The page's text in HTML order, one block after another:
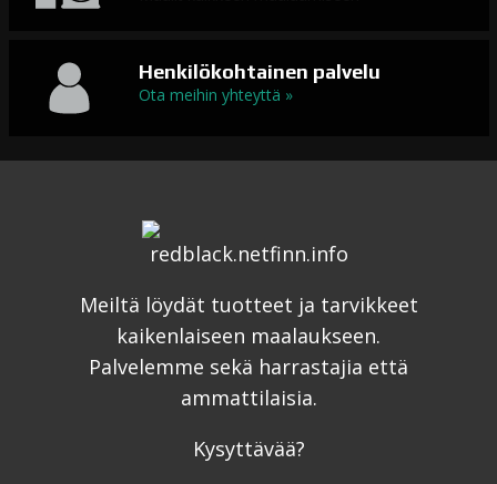
Henkilökohtainen palvelu
Ota meihin yhteyttä »
Meiltä löydät tuotteet ja tarvikkeet
kaikenlaiseen maalaukseen.
Palvelemme sekä harrastajia että
ammattilaisia.
Kysyttävää?